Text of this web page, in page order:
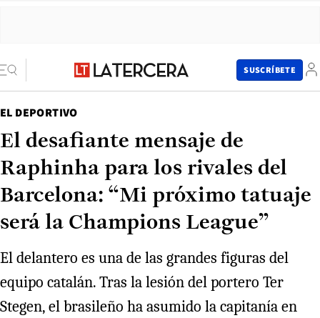
SUSCRÍBETE
EL DEPORTIVO
El desafiante mensaje de
Raphinha para los rivales del
Barcelona: “Mi próximo tatuaje
será la Champions League”
El delantero es una de las grandes figuras del
equipo catalán. Tras la lesión del portero Ter
Stegen, el brasileño ha asumido la capitanía en